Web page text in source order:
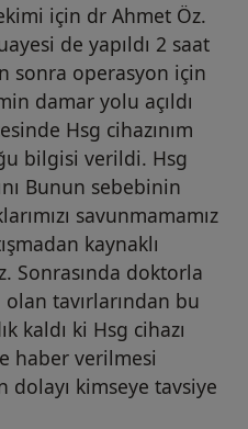
için dr Ahmet Öz.
de yapıldı 2 saat
sonra operasyon için
damar yolu açıldı
Hsg cihazınım
bilgisi verildi. Hsg
Bunun sebebinin
savunmamamız
kaynaklı
Sonrasında doktorla
tavırlarından bu
kaldı ki Hsg cihazı
haber verilmesi
kimseye tavsiye